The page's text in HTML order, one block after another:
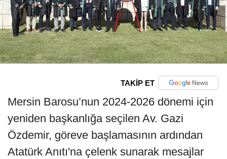
TAKİP ET
Mersin Barosu’nun 2024-2026 dönemi için
yeniden başkanlığa seçilen Av. Gazi
Özdemir, göreve başlamasının ardından
Atatürk Anıtı'na çelenk sunarak mesajlar